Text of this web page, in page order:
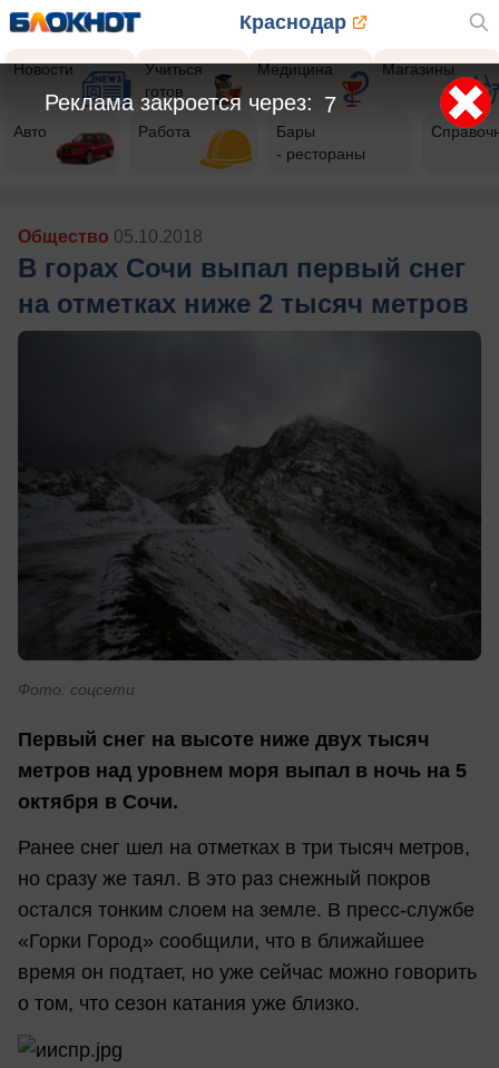
Краснодар
Новости
Учиться
готов
Медицина Магазины
Авто Работа
Бары
- рестораны
Общество 05.10.2018
В горах Сочи выпал первый снег
на отметках ниже 2 тысяч метров
Фото: соцсети
Первый снег на высоте ниже двух тысяч
метров над уровнем моря выпал в ночь на 5
октября в Сочи.
Ранее снег шел на отметках в три тысяч метров,
но сразу же таял. В это раз снежный покров
остался тонким слоем на земле. В пресс-службе
«Горки Город» сообщили, что в ближайшее
время он подтает, но уже сейчас можно говорить
о том, что сезон катания уже близко.
5
Реклама закроется через: